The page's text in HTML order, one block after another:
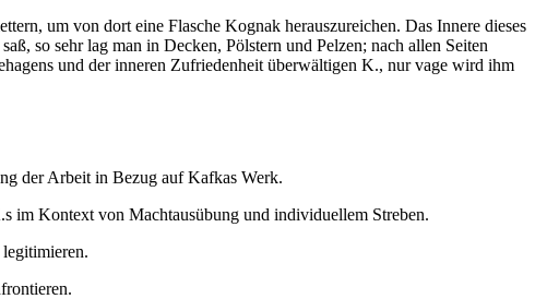
um von dort eine Flasche Kognak herauszureichen. Das Innere dieses
so sehr lag man in Decken, Pölstern und Pelzen; nach allen Seiten
und der inneren Zufriedenheit überwältigen K., nur vage wird ihm
der Arbeit in Bezug auf Kafkas Werk.
im Kontext von Machtausübung und individuellem Streben.